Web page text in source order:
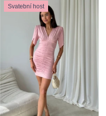
Svatební host